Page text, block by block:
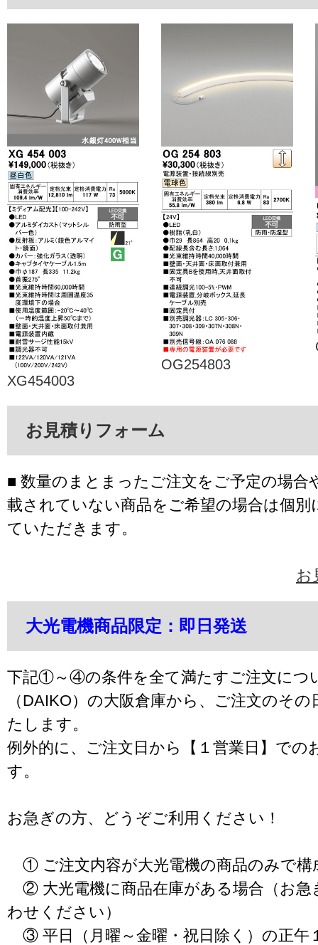
XG454003
OG254803
お見積りフォーム
■ 数量のまとまったご注文をご予定の場合
載されていない商品をご希望の場合は個別
ていただきます。
お
大光電機商品限定：即日発送
下記①～④の条件を全て満たすご注文につ
（DAIKO）の大阪倉庫から、ご注文のそ
たします。
例外的に、ご注文日から【１営業日】での
す。
お急ぎの方、どうぞご利用ください！
① ご注文内容が大光電機の商品のみで構
② 大光電機に商品在庫がある場合（お急
わせください）
③ 平日（月曜～金曜・祝日除く）の正午